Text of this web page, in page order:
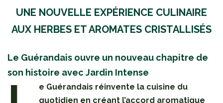
UNE NOUVELLE EXPÉRIENCE CULINAIRE
AUX HERBES ET AROMATES CRISTALLISÉS
Le Guérandais ouvre un nouveau chapitre de
son histoire avec Jardin Intense
e Guérandais réinvente la cuisine du
quotidien en créant l’accord aromatique